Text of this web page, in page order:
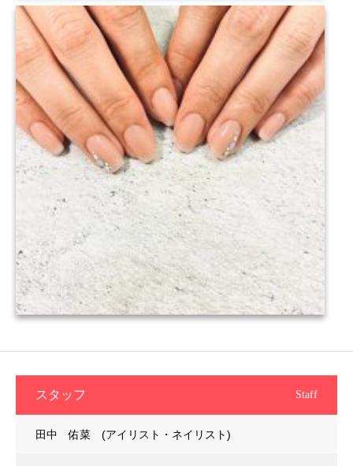
スタッフ Staff
田中 佑菜 (アイリスト・ネイリスト)